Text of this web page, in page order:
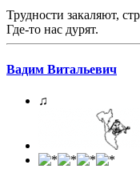
Трудности закаляют,
Где-то нас дурят.
Вадим Витальевич
♫